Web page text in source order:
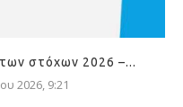
στόχων 2026 –...
2026, 9:21